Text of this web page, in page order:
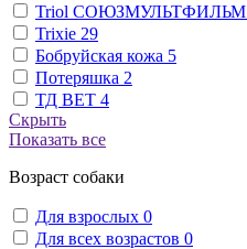
Triol СОЮЗМУЛЬТФИЛЬМ
Trixie 29
Бобруйская кожа 5
Потеряшка 2
ТД ВЕТ 4
Скрыть
Показать все
Возраст собаки
Для взрослых 0
Для всех возрастов 0